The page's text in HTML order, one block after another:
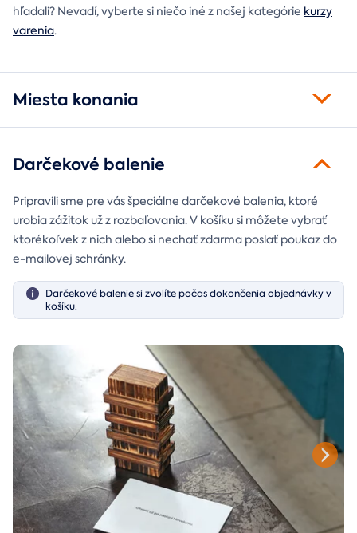
hľadali? Nevadí, vyberte si niečo iné z našej kategórie kurzy
varenia.
Miesta konania
Darčekové balenie
Pripravili sme pre vás špeciálne darčekové balenia, ktoré
urobia zážitok už z rozbaľovania. V košíku si môžete vybrať
ktorékoľvek z nich alebo si nechať zdarma poslať poukaz do
e-mailovej schránky.
Darčekové balenie si zvolíte počas dokončenia objednávky v
košíku.